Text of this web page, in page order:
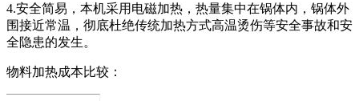
4.安全简易，本机采用电磁加热，热量集中在锅体内，锅体外
围接近常温，彻底杜绝传统加热方式高温烫伤等安全事故和安
全隐患的发生。
物料加热成本比较：